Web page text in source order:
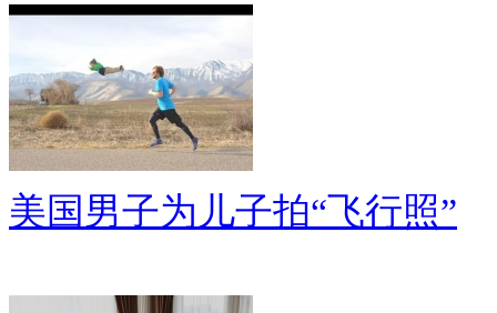
美国男子为儿子拍“飞行照”